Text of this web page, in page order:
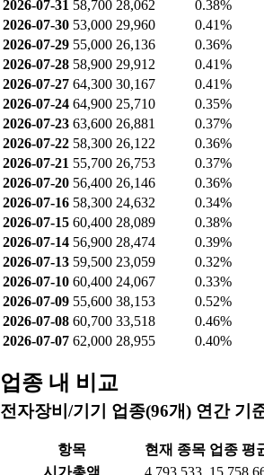
2026-07-13 59,500 2,558
5.10%
2026-07-10 60,400 2,519
2.24%
2026-07-09 55,600 4,073 5.38%
공매도 잔고
날짜 종가 공매도 잔고
공매도 비중
2026-08-05 66,500 24,617
0.34%
2026-08-04 67,000 24,494
0.34%
2026-08-03 60,500 25,429
0.35%
2026-07-31 58,700 28,062
0.38%
2026-07-30 53,000 29,960
0.41%
2026-07-29 55,000 26,136
0.36%
2026-07-28 58,900 29,912
0.41%
2026-07-27 64,300 30,167
0.41%
2026-07-24 64,900 25,710
0.35%
2026-07-23 63,600 26,881
0.37%
2026-07-22 58,300 26,122
0.36%
2026-07-20
56,400 26,146
2026-07-16 58,300 24,632
0.34%
2026-07-15
60,400 28,089
0.38%
2026-07-14 56,900 28,474
0.39%
2026-07-13 59,500 23,059
0.32%